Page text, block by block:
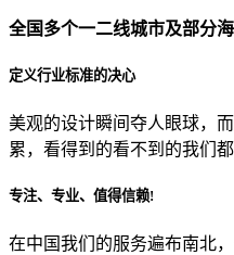
贵公司的团队规模是？
目前主要的营销渠道是？
全国多个一二线城市及部分
定义行业标准的决心
美观的设计瞬间夺人眼球，
累，看得到的看不到的我们都
专注、专业、值得信赖!
在中国我们的服务遍布南北